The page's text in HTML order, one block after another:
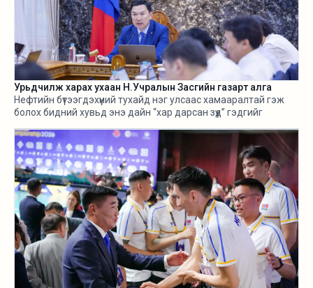
Урьдчилж харах ухаан Н.Учралын Засгийн газарт алга
Нефтийн бүтээгдэхүүний тухайд нэг улсаас хамааралтай гэж
болох бидний хувьд энэ дайн “хар дарсан зүүд” гэдгийг
бүхнийг бодитой тооцож, болзошгүй эрсдэл, хүндрэлийг
урьдчилж харж, хариу арга хэмжээ авах ухаан Н.Учралын
Засгийн газарт ч алга.